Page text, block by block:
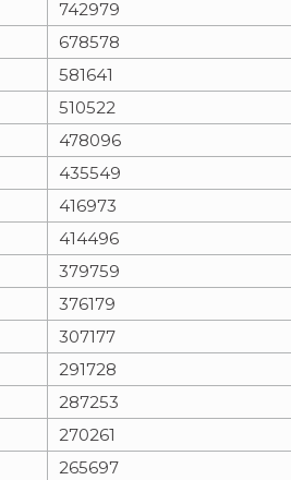
e
t
742979
678578
581641
510522
478096
435549
416973
414496
379759
376179
307177
291728
287253
270261
265697